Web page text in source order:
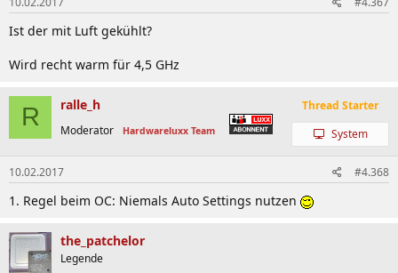
Ist der mit Luft gekühlt?
Wird recht warm für 4,5 GHz
R ralle_h
Moderator Hardwareluxx Team
Thread Starter
System
10.02.2017 #4.368
1. Regel beim OC: Niemals Auto Settings nutzen
the_patchelor
Legende